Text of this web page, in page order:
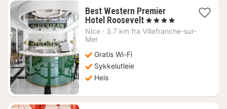
Best Western Premier
Hotel Roosevelt1
natt
, 4 Stjerner
Nice · 3.7 km fra Villefranche-sur-
Mer
Gratis Wi-Fi
Sykkelutleie
Heis